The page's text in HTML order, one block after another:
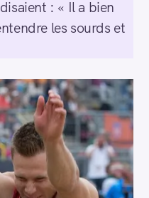
: « Il a bien
les sourds et